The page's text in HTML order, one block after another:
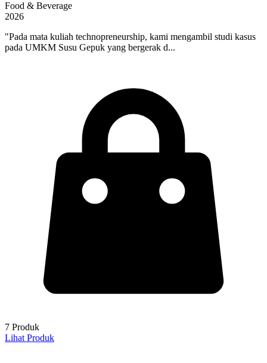
Food & Beverage
2026
"Pada mata kuliah technopreneurship, kami mengambil studi kasus
pada UMKM Susu Gepuk yang bergerak d...
7 Produk
Lihat Produk